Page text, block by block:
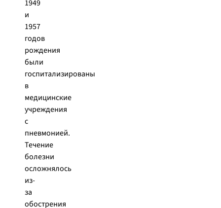
1949
и
1957
годов
рождения
были
госпитализированы
в
медицинские
учреждения
с
пневмонией.
Течение
болезни
осложнялось
из-
за
обострения